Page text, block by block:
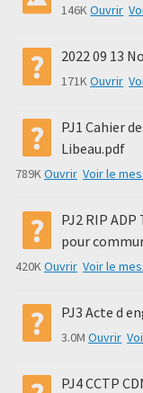
146KOuvrir
2022 09 13
171KOuvrir
PJ1 Cahier
Libeau.pdf
789KOuvrir Voir le
PJ2 RIP
pour
420KOuvrir Voir le
PJ3 Acte d
3.0MOuvrir
PJ4 CCTP